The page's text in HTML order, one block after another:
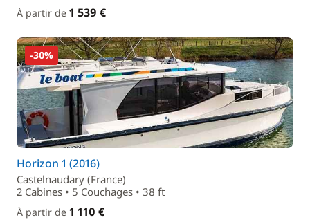
À partir de 1 539 €
-30%
Horizon 1 (2016)
Castelnaudary (France)
2 Cabines • 5 Couchages • 38 ft
À partir de 1 110 €